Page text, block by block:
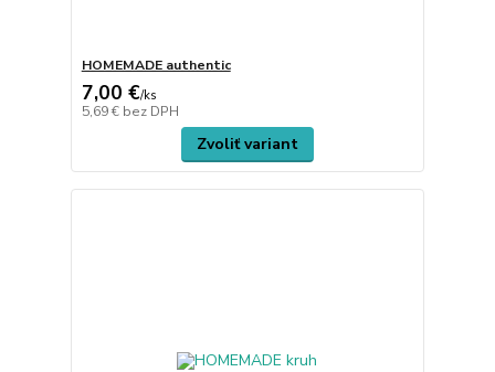
HOMEMADE authentic
7,00 €/ks
5,69 € bez DPH
Zvoliť variant